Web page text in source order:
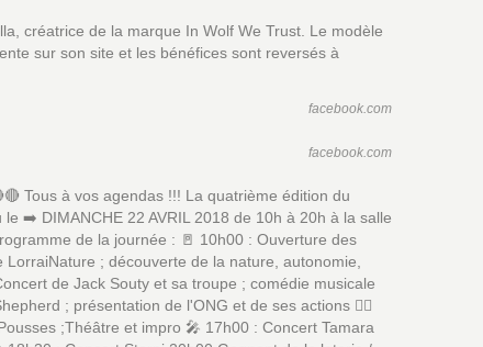
créatrice de la marque In Wolf We Trust. Le modèle
sur son site et les bénéfices sont reversés à
facebook.com
facebook.com
Tous à vos agendas !!! La quatrième édition du
le ➡️ DIMANCHE 22 AVRIL 2018 de 10h à 20h à la salle
de la journée : 🚪 10h00 : Ouverture des
; découverte de la nature, autonomie,
de Jack Souty et sa troupe ; comédie musicale
; présentation de l'ONG et de ses actions 👯‍♂️
;Théâtre et impro 🎤 17h00 : Concert Tamara